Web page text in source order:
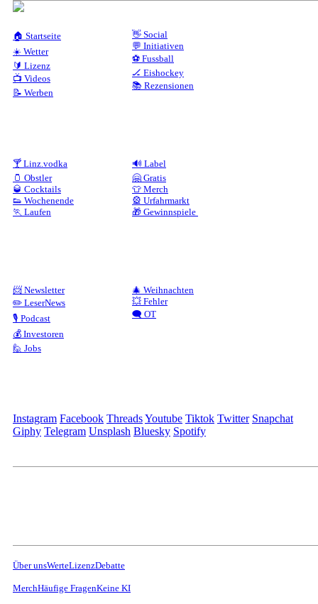
🏠 Startseite
☀️ Wetter
🔰 Lizenz
📺 Videos
📝 Werben
👋 Social
💬 Initiativen
⚽ Fussball
🏒 Eishockey
📚 Rezensionen
🍸 Linz.vodka
🫙 Obstler
🥃 Cocktails
👟 Wochenende
🏃 Laufen
🔊 Label
🤗 Gratis
👕 Merch
🎡 Urfahrmarkt
🎁 Gewinnspiele
📨 Newsletter
✏️ LeserNews
🎙️ Podcast
💰 Investoren
🙋 Jobs
🎄 Weihnachten
💥 Fehler
🗨️ OT
Instagram Facebook ThreadsYoutube Tiktok Twitter Snapchat
Giphy Telegram Unsplash Bluesky Spotify
Über unsWerteLizenzDebatte
MerchHäufige FragenKeine KI